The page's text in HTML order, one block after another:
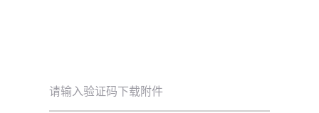
请输入验证码下载附件